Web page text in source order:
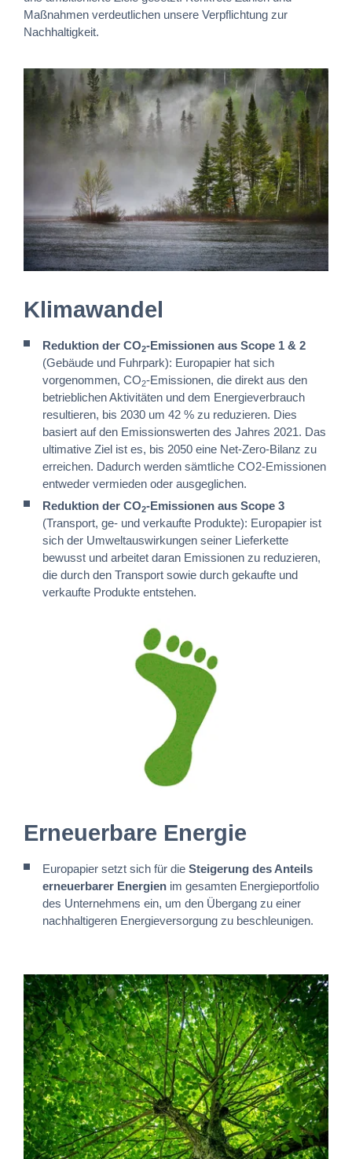
Maßnahmen verdeutlichen unsere Verpflichtung zur
Nachhaltigkeit.
Klimawandel
Reduktion der CO2-Emissionen aus Scope 1 & 2
(Gebäude und Fuhrpark): Europapier hat sich
vorgenommen, CO2-Emissionen, die direkt aus den
betrieblichen Aktivitäten und dem Energieverbrauch
resultieren, bis 2030 um 42 % zu reduzieren. Dies
basiert auf den Emissionswerten des Jahres 2021. Das
ultimative Ziel ist es, bis 2050 eine Net-Zero-Bilanz zu
erreichen. Dadurch werden sämtliche CO2-Emissionen
entweder vermieden oder ausgeglichen.
Reduktion der CO2-Emissionen aus Scope 3
(Transport, ge- und verkaufte Produkte): Europapier ist
sich der Umweltauswirkungen seiner Lieferkette
bewusst und arbeitet daran Emissionen zu reduzieren,
die durch den Transport sowie durch gekaufte und
verkaufte Produkte entstehen.
Erneuerbare Energie
Europapier setzt sich für die Steigerung des Anteils
erneuerbarer Energien im gesamten Energieportfolio
des Unternehmens ein, um den Übergang zu einer
nachhaltigeren Energieversorgung zu beschleunigen.